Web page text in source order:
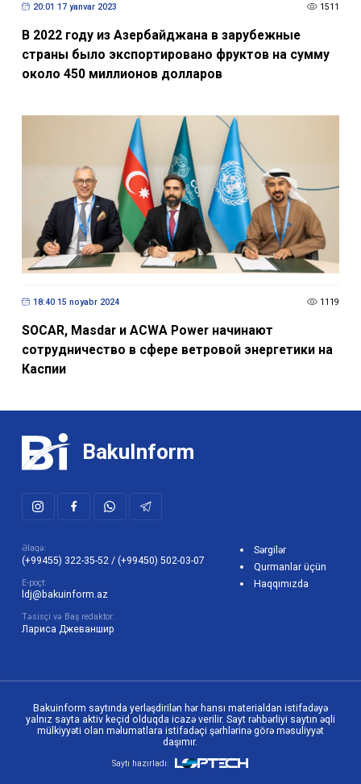
20:01 17 yanvar 2023 1511
В 2022 году из Азербайджана в зарубежные
страны было экспортировано фруктов на сумму
около 450 миллионов долларов
18:40 15 noyabr 2024 1119
SOCAR, Masdar и ACWA Power начинают
сотрудничество в сфере ветровой энергетики на
Каспии
BakuInform
Əlaqə:
(+99455) 322-35-52 / (+99450) 502-03-07
E-poçt:
ldj@bakuinform.az
Təsisçi və Baş redaktor:
Лариса Джеваншир
Sərgilər
Qurmanlar üçün
Haqqımızda
Bakuinform saytında yerləşdirilən hər hansı materialdan istifadəyə
yalnız sayta aktiv keçid olduqda icazə verilir. Sayt rəhbərliyi saytın əqli
mülkiyyəti olan məlumatlara istifadəçi şərhlərinə görə məsuliyyət
daşımır.
Saytı hazırladı: